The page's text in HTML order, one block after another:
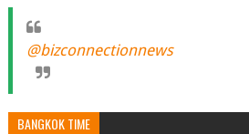
@bizconnectionnews
BANGKOK TIME